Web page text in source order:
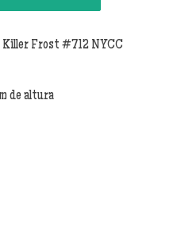
Killer Frost #712 NYCC
de altura